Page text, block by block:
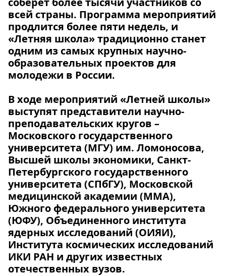
всей страны. Программа мероприятий
продлится более пяти недель, и
«Летняя школа» традиционно станет
одним из самых крупных научно-
образовательных проектов для
молодежи в России.
В ходе мероприятий «Летней школы»
выступят представители научно-
преподавательских кругов –
Московского государственного
университета (МГУ) им. Ломоносова,
Высшей школы экономики, Санкт-
Петербургского государственного
университета (СПбГУ), Московской
медицинской академии (ММА),
Южного федерального университета
(ЮФУ), Объединенного института
ядерных исследований (ОИЯИ),
Института космических исследований
ИКИ РАН и других известных
отечественных вузов.